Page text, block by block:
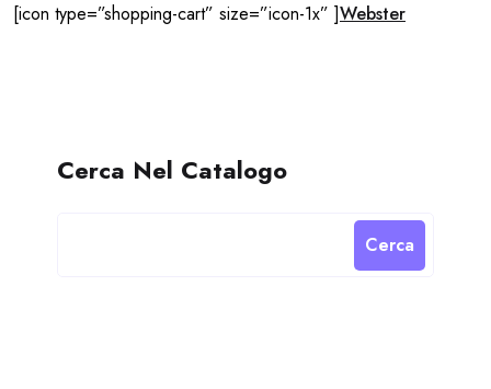
[icon type=”shopping-cart” size=”icon-1x” ]Webster
Cerca Nel Catalogo
Cerca